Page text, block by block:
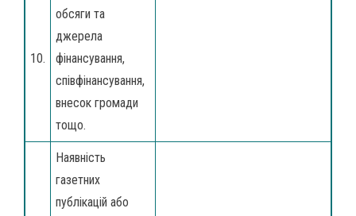
10.
обсяги та
джерела
фінансування,
співфінансування,
внесок громади
тощо.
Наявність
газетних
публікацій або